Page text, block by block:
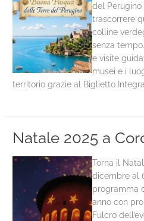
del
trascorrere
colline
senza
e visite
musei e i
territorio grazie al Biglietto
Natale 2025 a
Torna il
dicembre al
programma
anno con
Fulcro